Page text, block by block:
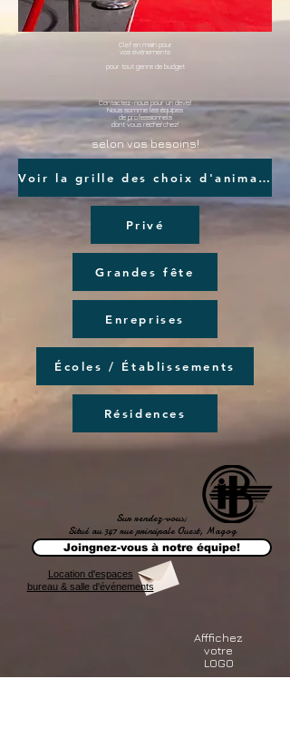
Clef en main pour
vos événements
pour tout genre de budget
Contactez-nous pour un devis!
Nous somme les équipes
de professionnels
dont vous recherchez!
selon vos besoins!
Voir la grille des choix d'animation
Privé
Grandes fête
Enreprises
Écoles / Établissements
Résidences
Sur rendez-vous;
Situé au 347 rue principale Ouest, Magog
Joingnez-vous à notre équipe!
Location d'espaces
bureau & salle d'événements
Afffichez
votre
LOGO